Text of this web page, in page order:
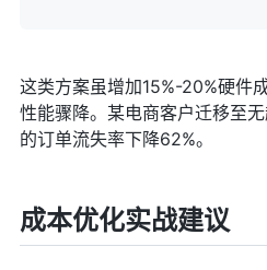
这类方案虽增加15%-20%硬件
性能骤降。某电商客户迁移至
的订单流失率下降62%。
成本优化实战建议